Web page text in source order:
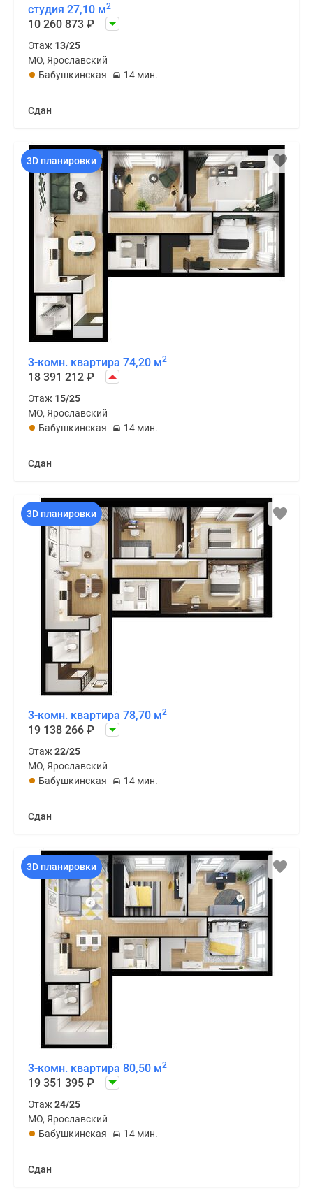
студия 27,10 м2
10 260 873 ₽
Этаж 13/25
МО, Ярославский
Бабушкинская
14 мин.
Сдан
3D планировки
3-комн. квартира 74,20 м2
18 391 212 ₽
Этаж 15/25
МО, Ярославский
Бабушкинская
14 мин.
Сдан
3D планировки
3-комн. квартира 78,70 м2
19 138 266 ₽
Этаж 22/25
МО, Ярославский
Бабушкинская
14 мин.
Сдан
3D планировки
3-комн. квартира 80,50 м2
19 351 395 ₽
Этаж 24/25
МО, Ярославский
Бабушкинская
14 мин.
Сдан